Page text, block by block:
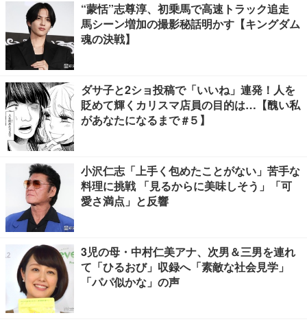
“蒙恬”志尊淳、初乗馬で高速トラック追走
馬シーン増加の撮影秘話明かす【キングダム
魂の決戦】
ダサ子と2ショ投稿で「いいね」連発！人を
貶めて輝くカリスマ店員の目的は…【醜い私
があなたになるまで #５】
小沢仁志「上手く包めたことがない」苦手な
料理に挑戦 「見るからに美味しそう」「可
愛さ満点」と反響
3児の母・中村仁美アナ、次男＆三男を連れ
て「ひるおび」収録へ「素敵な社会見学」
「パパ似かな」の声